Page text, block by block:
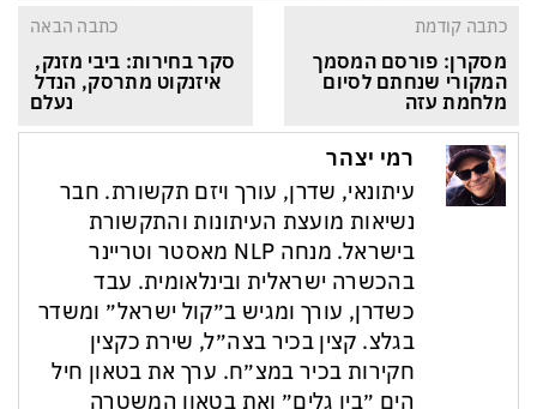
כתבה קודמת
מסקרן: פורסם המסמך
המקורי שנחתם לסיום
מלחמת עזה
כתבה הבאה
סקר בחירות: ביבי מזנק,
איזנקוט מתרסק, הנדל
נעלם
רמי יצהר
עיתונאי, שדרן, עורך ויזם תקשורת. חבר
נשיאות מועצת העיתונות והתקשורת
בישראל. מנחה NLP מאסטר וטריינר
בהכשרה ישראלית ובינלאומית. עבד
כשדרן, עורך ומגיש ב״קול ישראל״ ומשדר
בגלצ. קצין בכיר בצה״ל, שירת כקצין
חקירות בכיר במצ״ח. ערך את בטאון חיל
הים ״בין גלים״ ואת בטאון המשטרה